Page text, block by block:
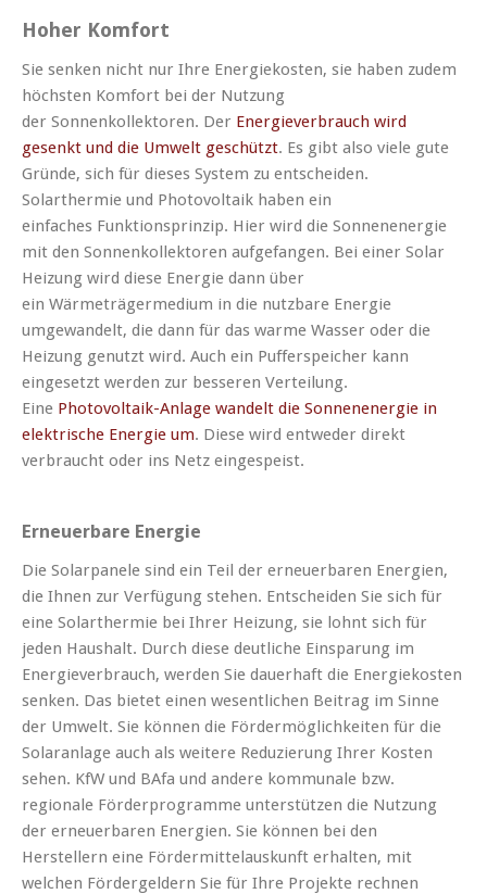
Hoher Komfort
Sie senken nicht nur Ihre Energiekosten, sie haben zudem
höchsten Komfort bei der Nutzung
der Sonnenkollektoren. Der Energieverbrauch wird
gesenkt und die Umwelt geschützt. Es gibt also viele gute
Gründe, sich für dieses System zu entscheiden.
Solarthermie und Photovoltaik haben ein
einfaches Funktionsprinzip. Hier wird die Sonnenenergie
mit den Sonnenkollektoren aufgefangen. Bei einer Solar
Heizung wird diese Energie dann über
ein Wärmeträgermedium in die nutzbare Energie
umgewandelt, die dann für das warme Wasser oder die
Heizung genutzt wird. Auch ein Pufferspeicher kann
eingesetzt werden zur besseren Verteilung.
Eine Photovoltaik-Anlage wandelt die Sonnenenergie in
elektrische Energie um. Diese wird entweder direkt
verbraucht oder ins Netz eingespeist.
Erneuerbare Energie
Die Solarpanele sind ein Teil der erneuerbaren Energien,
die Ihnen zur Verfügung stehen. Entscheiden Sie sich für
eine Solarthermie bei Ihrer Heizung, sie lohnt sich für
jeden Haushalt. Durch diese deutliche Einsparung im
Energieverbrauch, werden Sie dauerhaft die Energiekosten
senken. Das bietet einen wesentlichen Beitrag im Sinne
der Umwelt. Sie können die Fördermöglichkeiten für die
Solaranlage auch als weitere Reduzierung Ihrer Kosten
sehen. KfW und BAfa und andere kommunale bzw.
regionale Förderprogramme unterstützen die Nutzung
der erneuerbaren Energien. Sie können bei den
Herstellern eine Fördermittelauskunft erhalten, mit
welchen Fördergeldern Sie für Ihre Projekte rechnen